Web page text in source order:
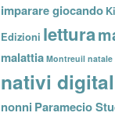
imparare giocando
Edizioni lettura
malattia Montreuil natale
nativi
nonni Paramecio